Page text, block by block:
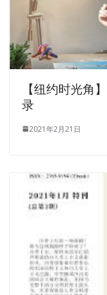
【纽约时光角
录
2021年2月21日